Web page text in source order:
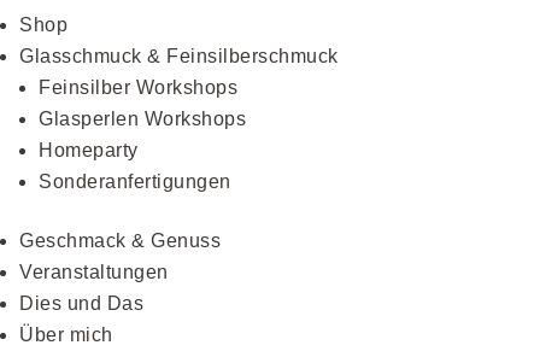
Shop
Glasschmuck & Feinsilberschmuck
Feinsilber Workshops
Glasperlen Workshops
Homeparty
Sonderanfertigungen
Geschmack & Genuss
Veranstaltungen
Dies und Das
Über mich